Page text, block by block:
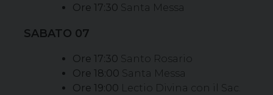
Ore 17:30 Santa Messa
SABATO 07
Ore 17:30 Santo Rosario
Ore 18:00 Santa Messa
Ore 19:00 Lectio Divina con il Sac.